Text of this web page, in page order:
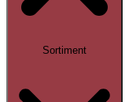
Sortiment